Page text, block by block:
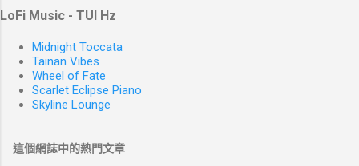
LoFi Music - TUI Hz
Midnight Toccata
Tainan Vibes
Wheel of Fate
Scarlet Eclipse Piano
Skyline Lounge
這個網誌中的熱門文章